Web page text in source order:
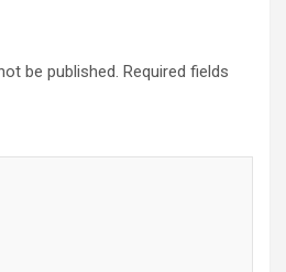
be published. Required fields